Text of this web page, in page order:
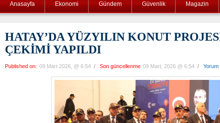
Anasayfa Ekonomi Gündem Güvenlik Magazin
HATAY’DA YÜZYILIN KONUT
ÇEKİMİ YAPILDI
Published on: 09 Mart 2026, @ 6:54 / Son güncellenme 09 Mart, 2026 @ 6:54 / Yorum